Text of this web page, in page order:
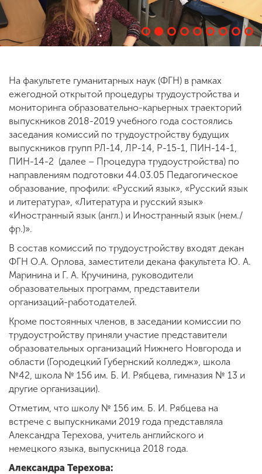
На факультете гуманитарных наук (ФГН) в рамках
ежегодной открытой процедуры трудоустройства и
мониторинга образовательно-карьерных траекторий
выпускников 2018-2019 учебного года состоялись
заседания комиссий по трудоустройству будущих
выпускников групп РЛ-14, ЛР-14, Р-15-1, ПИН-14-1,
ПИН-14-2 (далее – Процедура трудоустройства) по
направлениям подготовки 44.03.05 Педагогическое
образование, профили: «Русский язык», «Русский язык
и литература», «Литература и русский язык»
«Иностранный язык (англ.) и Иностранный язык (нем./
фр.)».
В состав комиссий по трудоустройству входят декан
ФГН О.А. Орлова, заместители декана факультета Ю. А.
Маринина и Г. А. Кручинина, руководители
образовательных программ, представители
организаций-работодателей.
Кроме постоянных членов, в заседании комиссии по
трудоустройству приняли участие представители
образовательных организаций Нижнего Новгорода и
области (Городецкий Губернский колледж», школа
№42, школа № 156 им. Б. И. Рябцева, гимназия № 13 и
другие организации).
Отметим, что школу № 156 им. Б. И. Рябцева на
встрече с выпускниками 2019 года представляла
Александра Терехова, учитель английского и
немецкого языка, выпускница 2018 года.
Александра Терехова: